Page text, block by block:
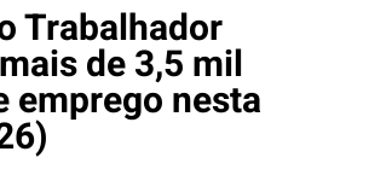
Trabalhador
de 3,5 mil
emprego nesta